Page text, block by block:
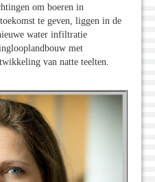
om boeren in
te geven, liggen in de
water infiltratie
met
van natte teelten.